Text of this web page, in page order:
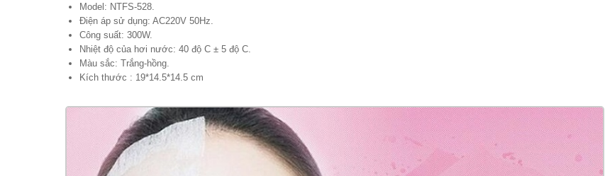
Model: NTFS-528.
Điện áp sử dụng: AC220V 50Hz.
Công suất: 300W.
Nhiệt độ của hơi nước: 40 độ C ± 5 độ C.
Màu sắc: Trắng-hồng.
Kích thước : 19*14.5*14.5 cm